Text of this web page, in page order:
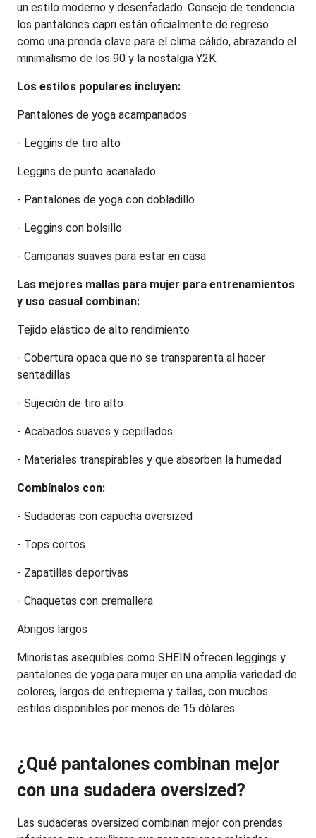
un estilo moderno y desenfadado. Consejo de tendencia:
los pantalones capri están oficialmente de regreso
como una prenda clave para el clima cálido, abrazando el
minimalismo de los 90 y la nostalgia Y2K.
Los estilos populares incluyen:
Pantalones de yoga acampanados
- Leggins de tiro alto
Leggins de punto acanalado
- Pantalones de yoga con dobladillo
- Leggins con bolsillo
- Campanas suaves para estar en casa
Las mejores mallas para mujer para entrenamientos
y uso casual combinan:
Tejido elástico de alto rendimiento
- Cobertura opaca que no se transparenta al hacer
sentadillas
- Sujeción de tiro alto
- Acabados suaves y cepillados
- Materiales transpirables y que absorben la humedad
Combínalos con:
- Sudaderas con capucha oversized
- Tops cortos
- Zapatillas deportivas
- Chaquetas con cremallera
Abrigos largos
Minoristas asequibles como SHEIN ofrecen leggings y
pantalones de yoga para mujer en una amplia variedad de
colores, largos de entrepierna y tallas, con muchos
estilos disponibles por menos de 15 dólares.
¿Qué pantalones combinan mejor
con una sudadera oversized?
Las sudaderas oversized combinan mejor con prendas